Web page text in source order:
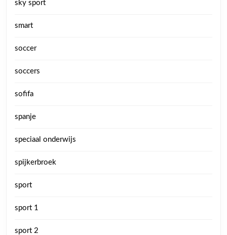
sky sport
smart
soccer
soccers
sofifa
spanje
speciaal onderwijs
spijkerbroek
sport
sport 1
sport 2